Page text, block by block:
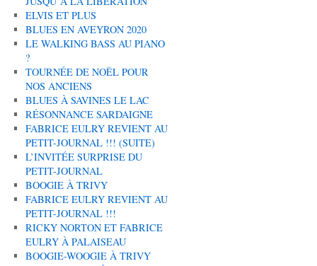
ELVIS ET PLUS
BLUES EN AVEYRON 2020
LE WALKING BASS AU PIANO
?
TOURNÉE DE NOËL POUR
NOS ANCIENS
BLUES À SAVINES LE LAC
RÉSONNANCE SARDAIGNE
FABRICE EULRY REVIENT AU
PETIT-JOURNAL !!! (SUITE)
L’INVITÉE SURPRISE DU
PETIT-JOURNAL
BOOGIE À TRIVY
FABRICE EULRY REVIENT AU
PETIT-JOURNAL !!!
RICKY NORTON ET FABRICE
EULRY À PALAISEAU
BOOGIE-WOOGIE À TRIVY